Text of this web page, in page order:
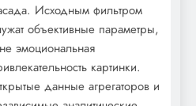
Исходным фильтром
объективные параметры,
эмоциональная
картинки.
данные агрегаторов и